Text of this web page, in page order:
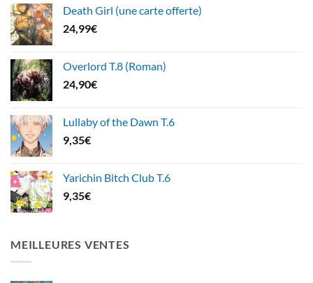
Death Girl (une carte offerte)
24,99€
Overlord T.8 (Roman)
24,90€
Lullaby of the Dawn T.6
9,35€
Yarichin Bitch Club T.6
9,35€
MEILLEURES VENTES